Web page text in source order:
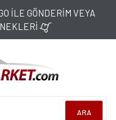
İLE GÖNDERİM VEYA
ARA